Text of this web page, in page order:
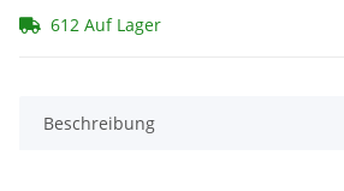
612 Auf Lager
Beschreibung